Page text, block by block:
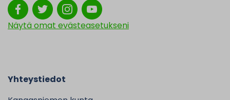
Näytä omat evästeasetukseni
Yhteystiedot